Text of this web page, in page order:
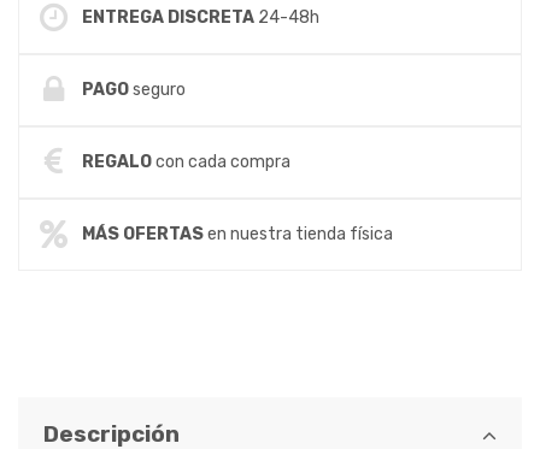
ENTREGA DISCRETA 24-48h
PAGOseguro
REGALOcon cada compra
MÁS OFERTASen nuestra tienda física
Descripción